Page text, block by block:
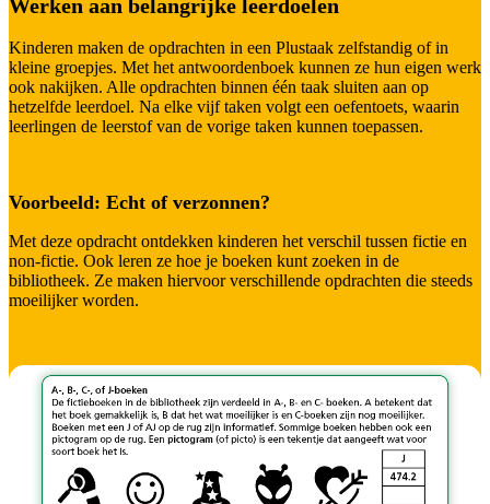
Werken aan belangrijke leerdoelen
Kinderen maken de opdrachten in een Plustaak zelfstandig of in
kleine groepjes. Met het antwoordenboek kunnen ze hun eigen werk
ook nakijken. Alle opdrachten binnen één taak sluiten aan op
hetzelfde leerdoel. Na elke vijf taken volgt een oefentoets, waarin
leerlingen de leerstof van de vorige taken kunnen toepassen.
Voorbeeld: Echt of verzonnen?
Met deze opdracht ontdekken kinderen het verschil tussen fictie en
non-fictie. Ook leren ze hoe je boeken kunt zoeken in de
bibliotheek. Ze maken hiervoor verschillende opdrachten die steeds
moeilijker worden.